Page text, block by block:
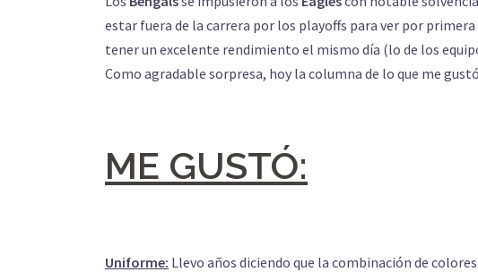
estar fuera de la carrera por los playoffs para ver por
tener un excelente rendimiento el mismo día (lo de los
Como agradable sorpresa, hoy la columna de lo que me
ME GUSTÓ:
Uniforme: Llevo años diciendo que la combinación de